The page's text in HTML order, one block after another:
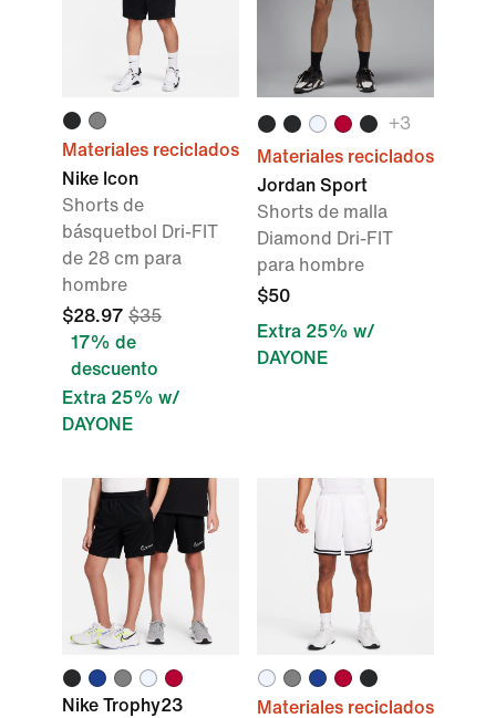
Materiales reciclados
Nike Icon
Shorts de
básquetbol Dri-FIT
de 28 cm para
hombre
$28.97 $35
17% de
descuento
Extra 25% w/
DAYONE
+3
Materiales reciclados
Jordan Sport
Shorts de malla
Diamond Dri-FIT
para hombre
$50
Extra 25% w/
DAYONE
Nike Trophy23
Materiales reciclados